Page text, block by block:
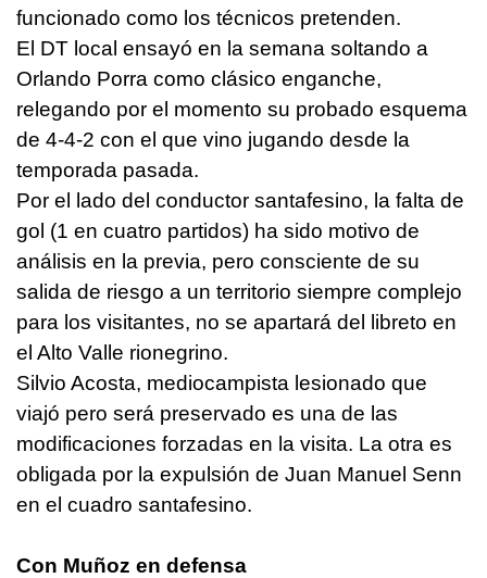
funcionado como los técnicos pretenden.
El DT local ensayó en la semana soltando a
Orlando Porra como clásico enganche,
relegando por el momento su probado esquema
de 4-4-2 con el que vino jugando desde la
temporada pasada.
Por el lado del conductor santafesino, la falta de
gol (1 en cuatro partidos) ha sido motivo de
análisis en la previa, pero consciente de su
salida de riesgo a un territorio siempre complejo
para los visitantes, no se apartará del libreto en
el Alto Valle rionegrino.
Silvio Acosta, mediocampista lesionado que
viajó pero será preservado es una de las
modificaciones forzadas en la visita. La otra es
obligada por la expulsión de Juan Manuel Senn
en el cuadro santafesino.
Con Muñoz en defensa